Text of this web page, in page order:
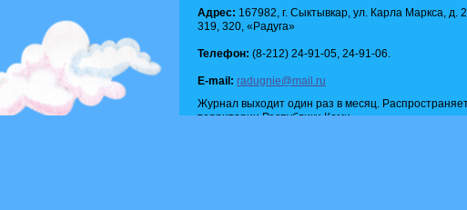
Адрес: 167982, г. Сыктывкар, ул. Карла Маркса, д.
319, 320, «Радуга»
Телефон: (8-212) 24-91-05, 24-91-06.
E-mail: radugnie@mail.ru
Журнал выходит один раз в месяц.
территории Республики Коми.